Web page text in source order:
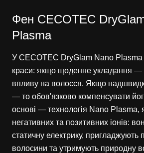
Фен CECOTEC
Plasma
У CECOTEC DryGlam Nano Plasma
краси: якщо щоденне укладання —
впливу на волосся. Якщо
— то обов'язково компенсувати
основі — технологія Nano Plasma,
негативних та позитивних іонів:
статичну електрику, пригладжують
волосини та утримують природну